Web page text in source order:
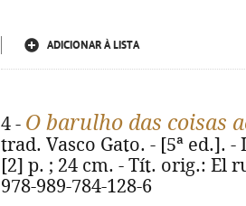
ADICIONAR À LISTA
4 - O barulho das coisas
trad. Vasco Gato. - [5ª ed.].
[2] p. ; 24 cm. - Tít. orig.: El
978-989-784-128-6